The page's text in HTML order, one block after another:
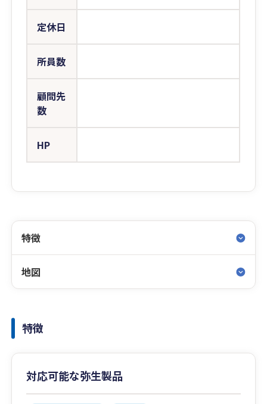
定休日
所員数
顧問先
数
HP
特徴
地図
特徴
対応可能な弥生製品